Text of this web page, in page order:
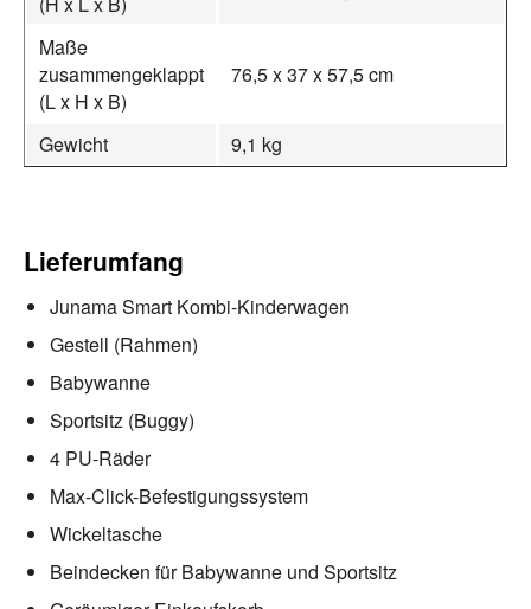
Maße
zusammengeklappt
(L x H x B)
76,5 x 37 x 57,5 cm
Gewicht 9,1 kg
Lieferumfang
Junama Smart Kombi-Kinderwagen
Gestell (Rahmen)
Babywanne
Sportsitz (Buggy)
4 PU-Räder
Max-Click-Befestigungssystem
Wickeltasche
Beindecken für Babywanne und Sportsitz